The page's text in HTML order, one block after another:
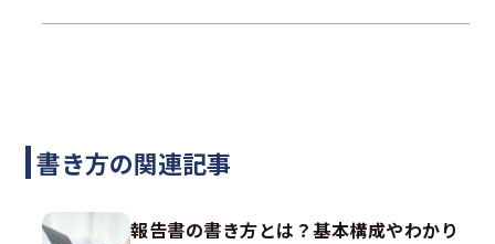
書き方の関連記事
報告書の書き方とは？基本構成やわかり